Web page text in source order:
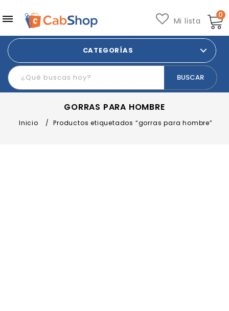
0
Mi lista
CATEGORÍAS
GORRAS PARA HOMBRE
Inicio / Productos etiquetados “gorras para hombre”